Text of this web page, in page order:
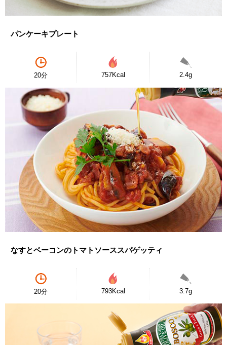
パンケーキプレート
20分 757Kcal 2.4g
なすとベーコンのトマトソーススパゲッティ
20分 793Kcal 3.7g